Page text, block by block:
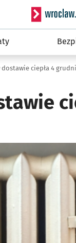
Serwis
dostawie ciepła 4